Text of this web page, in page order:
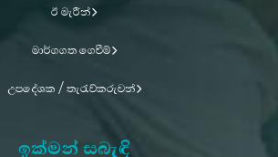
ඊ මැරීන්
මාර්ගගත ගෙවීම්
උපදේශක / තැරැව්කරුවන්
ඉක්මන් සබැඳි